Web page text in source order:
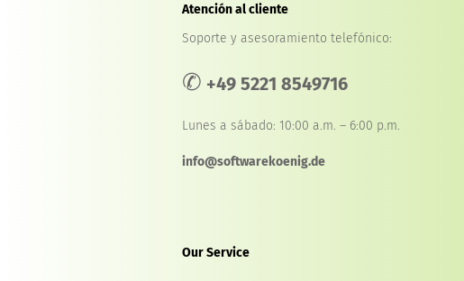
Atención al cliente
Soporte y asesoramiento telefónico:
✆ +49 5221 8549716
Lunes a sábado: 10:00 a.m. – 6:00 p.m.
info@softwarekoenig.de
Our Service